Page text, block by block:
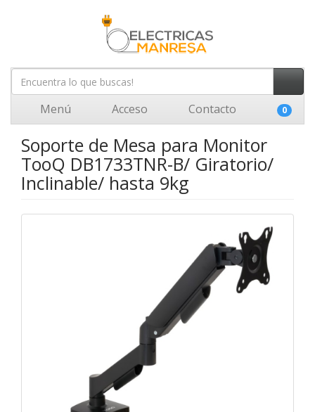
Menú Acceso Contacto 0
Soporte de Mesa para Monitor
TooQ DB1733TNR-B/ Giratorio/
Inclinable/ hasta 9kg